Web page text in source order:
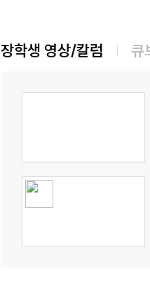
장학생 영상/칼럼 큐